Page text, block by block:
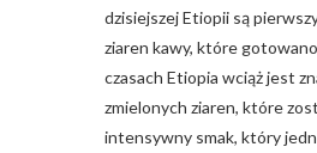
dzisiejszej Etiopii są
ziaren kawy, które
czasach Etiopia wciąż jest
zmielonych ziaren, które
intensywny smak, który